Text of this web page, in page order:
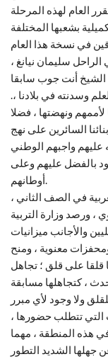
العام لهذه المرحلة
في نسخة هذا العام
سليمان نيانغ ،
.ويمثل هذا الاختيار بحد ذاته خير تشريف لأهل العلم وسدنته في بلادنا ،
ونهضتها ، فضلا
السائرين على نهج
عليهم واجبهم الوطني
بالفضل عليهم وعلى
أوطانهم.
في الصف الثاني ،
، ورصد وزارة التربية
والأجانب ميزانيات
معنوية ، ومنح
قلقا على قلق ؛ تجاهل
، كتجاهلها مسابقة
ولا وجود لأي مبرر
التي تتطلب حضورها ،
في هذه المنطقة ، مهما
جهلها الشديد التطور